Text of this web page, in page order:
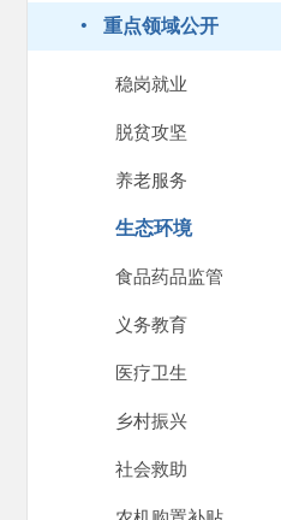
· 重点领域公开
稳岗就业
脱贫攻坚
养老服务
生态环境
食品药品监管
义务教育
医疗卫生
乡村振兴
社会救助